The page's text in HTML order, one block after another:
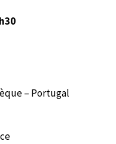
– Portugal